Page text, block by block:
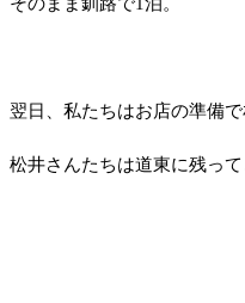
そのまま釧路で1泊。
翌日、私たちはお店の準備で
松井さんたちは道東に残っ